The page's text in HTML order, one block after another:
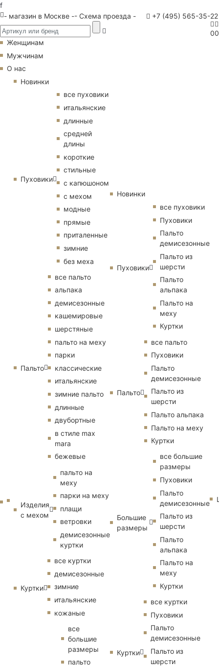
f
- магазин в Москве -- Схема проезда - +7 (495) 565-35-22
00
Женщинам
Мужчинам
О нас
Новинки
Пуховики
все пуховики
итальянские
длинные
средней
длины
короткие
стильные
с капюшоном
с мехом
модные
прямые
приталенные
зимние
без меха
Пальто
все пальто
альпака
демисезонные
кашемировые
шерстяные
пальто на меху
парки
классические
итальянские
зимние пальто
длинные
двубортные
в стиле max
mara
бежевые
Изделия
с мехом
пальто на
меху
парки на меху
плащи
ветровки
демисезонные
куртки
Куртки
все куртки
демисезонные
зимние
итальянские
кожаные
все
большие
размеры
пальто
Новинки
Пуховики
все пуховики
Пуховики
Пальто
демисезонные
Пальто из
шерсти
Пальто
альпака
Пальто на
меху
Куртки
Пальто
все пальто
Пуховики
Пальто
демисезонные
Пальто из
шерсти
Пальто альпака
Пальто на меху
Куртки
Большие
размеры
все большие
размеры
Пуховики
Пальто
демисезонные
Пальто из
шерсти
Пальто
альпака
Пальто на
меху
Куртки
Куртки
все куртки
Пуховики
Пальто
демисезонные
Пальто из
шерсти